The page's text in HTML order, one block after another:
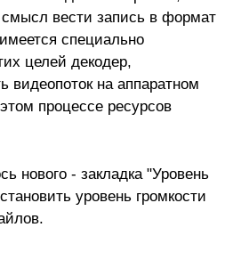
вести запись в формат
специально
целей декодер,
на аппаратном
процессе ресурсов
нового - закладка "Уровень
уровень громкости